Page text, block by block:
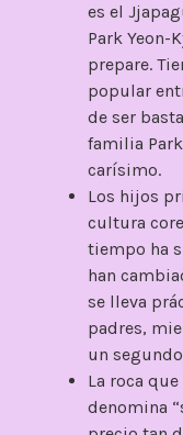
es el
Park Yeon-
prepare.
popular
de ser
familia
carísimo.
Los hijos
cultura
tiempo ha
han
se lleva
padres,
un
La roca
denomina